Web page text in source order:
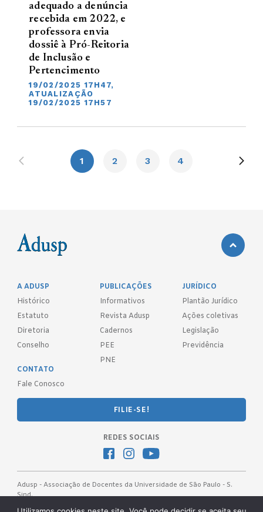
adequado a denúncia
recebida em 2022, e
professora envia
dossiê à Pró-Reitoria
de Inclusão e
Pertencimento
19/02/2025 17H47,
ATUALIZAÇÃO
19/02/2025 17H57
1 2 3 4
A ADUSP
Histórico
Estatuto
Diretoria
Conselho
PUBLICAÇÕES
Informativos
Revista Adusp
Cadernos
PEE
PNE
JURÍDICO
Plantão Jurídico
Ações coletivas
Legislação
Previdência
CONTATO
Fale Conosco
FILIE-SE!
REDES SOCIAIS
Adusp - Associação de Docentes da Universidade de São Paulo - S.
Sind.
Av. Prof. Almeida Prado, 1366 - São Paulo, SP - CEP 05508-070